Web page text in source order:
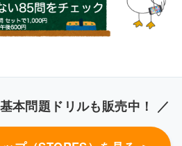
本問題ドリルも販売中！ ／